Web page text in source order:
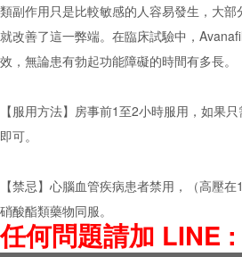
類副作用只是比較敏感的人容易發生，大
就改善了這一弊端。在臨床試驗中，
效，無論患有勃起功能障礙的時間有多長。
【服用方法】房事前1至2小時服用，如果
即可。
【禁忌】心腦血管疾病患者禁用，（高壓
硝酸酯類藥物同服。
任何問題請加 LINE